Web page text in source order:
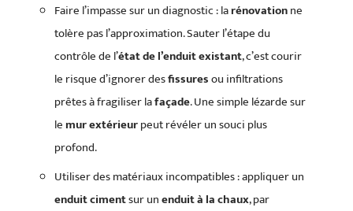
Faire l’impasse sur un diagnostic : larénovationne
tolère pas l’approximation. Sauter l’étape du
contrôle de l’état de l’enduit existant, c’est courir
le risque d’ignorer desfissuresou infiltrations
prêtes à fragiliser lafaçade. Une simple lézarde sur
le mur extérieurpeut révéler un souci plus
profond.
Utiliser des matériaux incompatibles : appliquer un
enduit cimentsur unenduit à la chaux, par